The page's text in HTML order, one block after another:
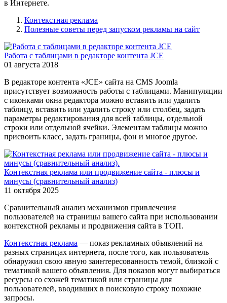
в Интернете.
Контекстная реклама
Полезные советы перед запуском рекламы на сайт
Работа с таблицами в редакторе контента JCE
01 августа 2018
В редакторе контента «JCE» сайта на CMS Joomla
присутствует возможность работы с таблицами. Манипуляции
с иконками окна редактора можно вставить или удалить
таблицу, вставить или удалить строку или столбец, задать
параметры редактирования для всей таблицы, отдельной
строки или отдельной ячейки. Элементам таблицы можно
присвоить класс, задать границы, фон и многое другое.
Контекстная реклама или продвижение сайта - плюсы и
минусы (сравнительный анализ)
11 октября 2025
Сравнительный анализ механизмов привлечения
пользователей на страницы вашего сайта при использовании
контекстной рекламы и продвижения сайта в ТОП.
Контекстная реклама — показ рекламных объявлений на
разных страницах интернета, после того, как пользователь
обнаружил свою явную заинтересованность темой, близкой с
тематикой вашего объявления. Для показов могут выбираться
ресурсы со схожей тематикой или страницы для
пользователей, вводивших в поисковую строку похожие
запросы.